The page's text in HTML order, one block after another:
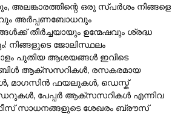
അലങ്കാരത്തിന്റെ ഒരു സ്പർശം നിങ്ങളെ
അർപ്പണബോധവും
തീർച്ചയായും ഉന്മേഷവും ശ്രദ്ധ
നിങ്ങളുടെ ജോലിസ്ഥലം
പുതിയ ആശയങ്ങൾ ഇവിടെ
ആക്സസറികൾ, രസകരമായ
മാഗസിൻ ഫയലുകൾ, ഡെസ്ക്
പേപ്പർ ആക്സസറികൾ എന്നിവ
സാധനങ്ങളുടെ ശേഖരം ബ്രൗസ്